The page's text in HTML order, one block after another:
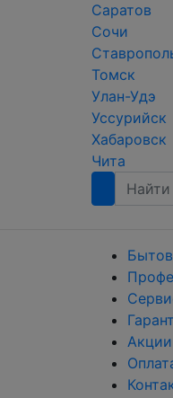
Саратов
Сочи
Томск
Улан-Удэ
Уссурийск
Хабаровск
Чита
Акции